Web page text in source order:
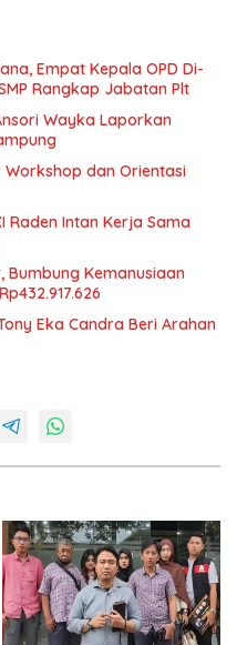
Empat Kepala OPD Di-
Rangkap Jabatan Plt
Wayka Laporkan
Workshop dan Orientasi
Raden Intan Kerja Sama
Bumbung Kemanusiaan
Eka Candra Beri Arahan